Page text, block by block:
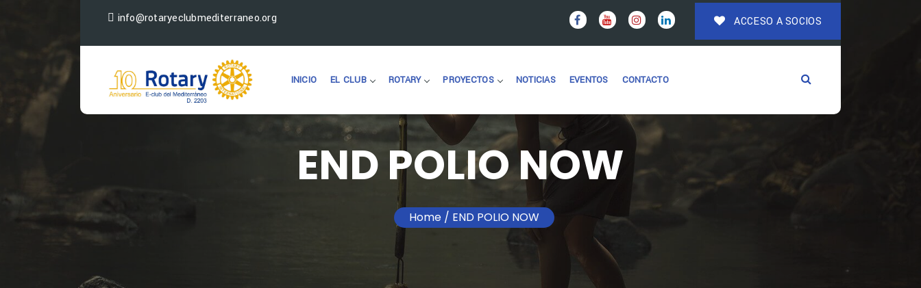
info@rotaryeclubmediterraneo.org ACCESO A SOCIOS
INICIO EL CLUB ROTARY PROYECTOS NOTICIAS EVENTOS CONTACTO
END POLIO NOW
Home / END POLIO NOW